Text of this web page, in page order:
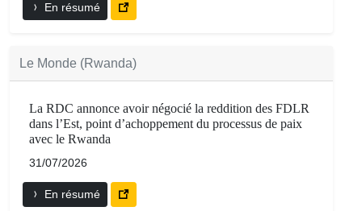
En résumé
Le Monde (Rwanda)
La RDC annonce avoir négocié la reddition des FDLR
dans l’Est, point d’achoppement du processus de paix
avec le Rwanda
31/07/2026
En résumé